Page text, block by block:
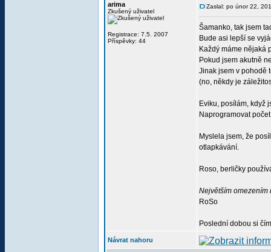
arima
Zkušený uživatel
Registrace: 7.5. 2007
Příspěvky: 44
Zaslal: po únor 22,
Šamanko, tak jsem
Bude asi lepší se
Každý máme nějaká
Pokud jsem akutně
Jinak jsem v pohodě
(no, někdy je
Eviku, posílám, když
Naprogramovat
Myslela jsem, že
otlapkávání.
Roso, berličky
Největším omezením
RoSo
Poslední dobou si
Návrat nahoru